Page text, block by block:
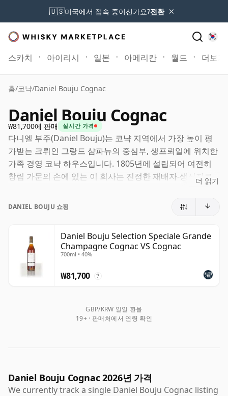
🇺🇸미국에서 접속 중이신가요?전환 ×
스카치 아이리시 일본 아메리칸 월드 더보기
홈/코냑/Daniel Bouju Cognac
Daniel Bouju Cognac
₩81,700에 판매 실시간 가격
다니엘 부주(Daniel Bouju)는 코냑 지역에서 가장 높이 평
가받는 크뤼인 그랑드 샴파뉴의 중심부, 생프뢰일에 위치한
가족 경영 코냑 하우스입니다. 1805년에 설립되어 여전히
창립 가문의 손에 있는 이 회사는 진정한 재배자-생산자로
장에서 숙성시킵니다.
내심 있는 숙성 접근법으로 형성되어, 주목할 만한 깊이와
농축감, 그리고 긴 여운을 가진 코냑을 생산합니다. 그랑드
샴파뉴의 석회질 토양은 섬세함과 상승감을 가져다주며, 장
기간의 숙성은 균형을 잃지 않으면서도 더욱 풍부하고 복합
제품 라인업은 젊고 과일 향이 주도하는 보틀링부터 더욱 사
색적인 오래된 표현까지 다양하며, 하우스의 잘 알려진 브뤼
더 읽기
DANIEL BOUJU 쇼핑
Daniel Bouju Selection Speciale Grande
Champagne Cognac VS Cognac
700ml • 40%
₩81,700 ?
GBP/KRW 일일 환율
19+ · 판매처에서 연령 확인
Daniel Bouju Cognac 2026년 가격
We currently track a single Daniel Bouju Cognac listing